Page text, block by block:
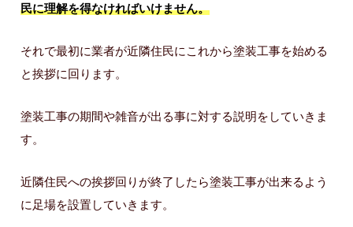
民に理解を得なければいけません。
それで最初に業者が近隣住民にこれから塗装工事を始める
と挨拶に回ります。
塗装工事の期間や雑音が出る事に対する説明をしていきま
す。
近隣住民への挨拶回りが終了したら塗装工事が出来るよう
に足場を設置していきます。